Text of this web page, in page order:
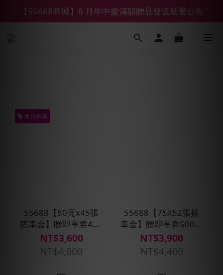
【鑽石熊/金熊新客首購限定】優惠搭車金
【55688商城】6 月年中慶滿額贈品發送延遲公告
【鑽石熊/金熊新客首購限定】優惠搭車金
會員獨享
55688【80元x45張
搭車金】贈即享券400
元
NT$3,600
NT$4,000
55688【75X52張搭
車金】贈即享券500元
+預約派車X2次
NT$3,900
NT$4,400